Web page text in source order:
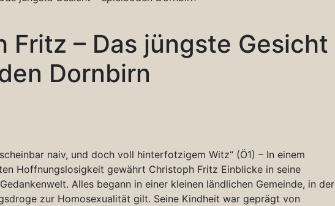
Fritz – Das jüngste Gesicht
Dornbirn
naiv, und doch voll hinterfotzigem Witz“ (Ö1) – In einem
Hoffnungslosigkeit gewährt Christoph Fritz Einblicke in seine
Alles begann in einer kleinen ländlichen Gemeinde, in der
zur Homosexualität gilt. Seine Kindheit war geprägt von